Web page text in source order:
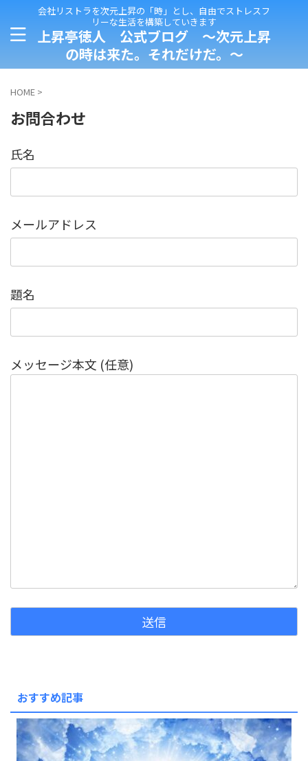
会社リストラを次元上昇の「時」とし、自由でストレスフ
リーな生活を構築していきます
上昇亭徳人 公式ブログ ～次元上昇
の時は来た。それだけだ。～
HOME >
お問合わせ
氏名
メールアドレス
題名
メッセージ本文 (任意)
おすすめ記事